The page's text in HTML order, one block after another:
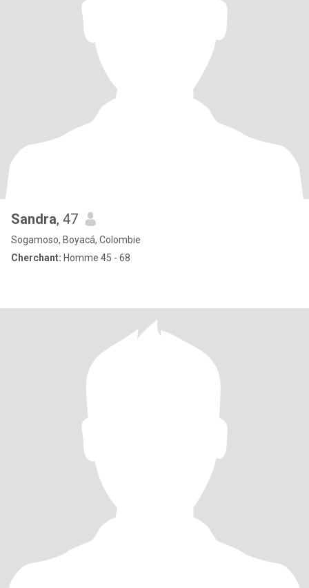
Sandra, 47
Sogamoso, Boyacá, Colombie
Cherchant: Homme 45 - 68